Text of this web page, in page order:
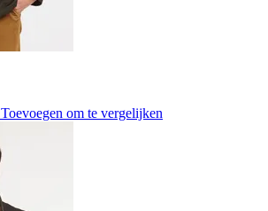
Toevoegen om te vergelijken